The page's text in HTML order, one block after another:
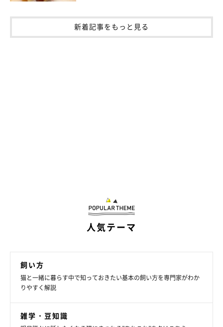
新着記事をもっと見る
人気テーマ
飼い方
猫と一緒に暮らす中で知っておきたい基本の飼い方を専門家がわか
りやすく解説
雑学・豆知識